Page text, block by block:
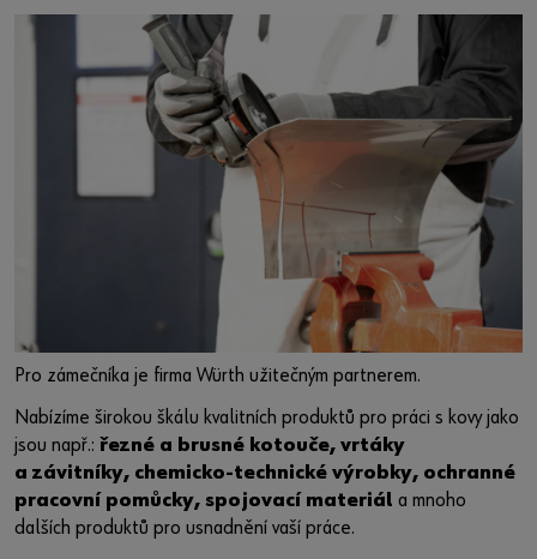
Pro zámečníka je firma Würth užitečným partnerem.
Nabízíme širokou škálu kvalitních produktů pro práci s kovy jako
jsou např.: řezné a brusné kotouče, vrtáky
a závitníky, chemicko-technické výrobky, ochranné
pracovní pomůcky, spojovací materiál a mnoho
dalších produktů pro usnadnění vaší práce.